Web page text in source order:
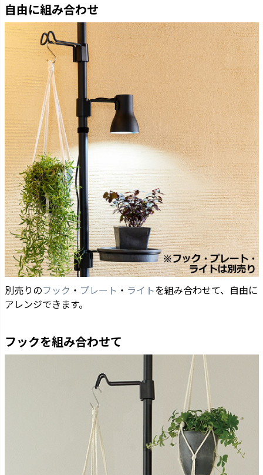
自由に組み合わせ
別売りのフック ・ プレート ・ ライトを組み合わせて、自由に
アレンジできます。
フックを組み合わせて